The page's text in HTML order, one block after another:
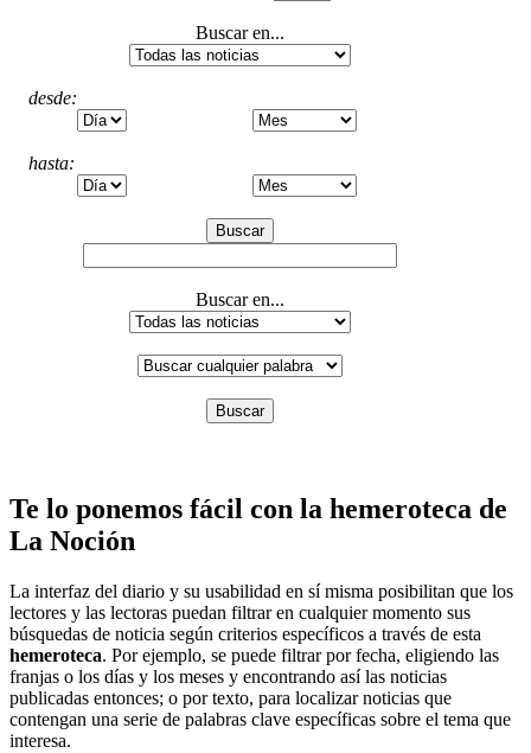
Buscar en...
desde:
hasta:
Buscar
Buscar en...
Buscar
Te lo ponemos fácil con la hemeroteca de
La Noción
La interfaz del diario y su usabilidad en sí misma posibilitan que los
lectores y las lectoras puedan filtrar en cualquier momento sus
búsquedas de noticia según criterios específicos a través de esta
hemeroteca. Por ejemplo, se puede filtrar por fecha, eligiendo las
franjas o los días y los meses y encontrando así las noticias
publicadas entonces; o por texto, para localizar noticias que
contengan una serie de palabras clave específicas sobre el tema que
interesa.